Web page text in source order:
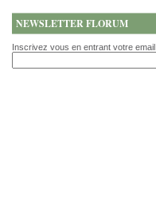
NEWSLETTER FLORUM
Inscrivez vous en entrant votre email